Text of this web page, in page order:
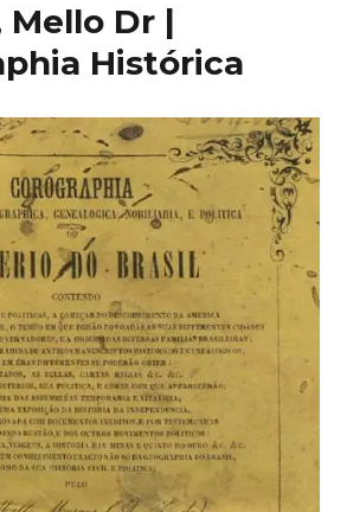
Mello Dr |
Histórica